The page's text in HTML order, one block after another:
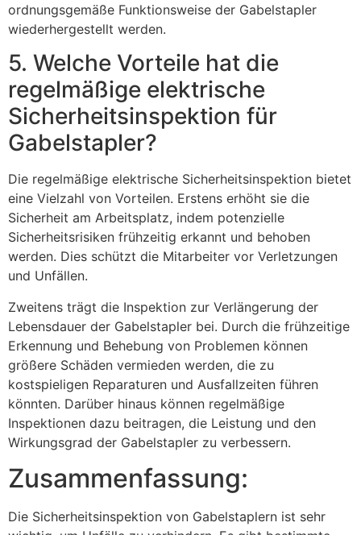
ordnungsgemäße Funktionsweise der Gabelstapler
wiederhergestellt werden.
5. Welche Vorteile hat die
regelmäßige elektrische
Sicherheitsinspektion für
Gabelstapler?
Die regelmäßige elektrische Sicherheitsinspektion bietet
eine Vielzahl von Vorteilen. Erstens erhöht sie die
Sicherheit am Arbeitsplatz, indem potenzielle
Sicherheitsrisiken frühzeitig erkannt und behoben
werden. Dies schützt die Mitarbeiter vor Verletzungen
und Unfällen.
Zweitens trägt die Inspektion zur Verlängerung der
Lebensdauer der Gabelstapler bei. Durch die frühzeitige
Erkennung und Behebung von Problemen können
größere Schäden vermieden werden, die zu
kostspieligen Reparaturen und Ausfallzeiten führen
könnten. Darüber hinaus können regelmäßige
Inspektionen dazu beitragen, die Leistung und den
Wirkungsgrad der Gabelstapler zu verbessern.
Zusammenfassung:
Die Sicherheitsinspektion von Gabelstaplern ist sehr